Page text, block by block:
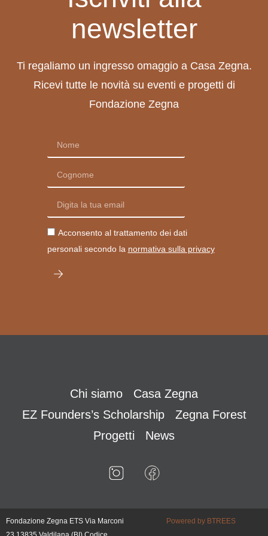
newsletter
Ti regaliamo un ingresso omaggio a Casa Zegna.
Ricevi tutte le novità su eventi e progetti di
Fondazione Zegna
Acconsento al trattamento dei dati
personali secondo la normativa sulla privacy
Chi siamo
Casa Zegna
EZ Founders’s Scholarship
Zegna Forest
Progetti
News
Fondazione Zegna ETS Via Marconi
Powered by BTREES